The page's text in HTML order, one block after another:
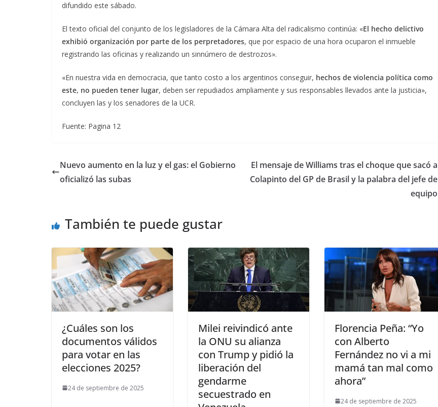
difundido este sábado.
El texto oficial del conjunto de los legisladores de la Cámara Alta del radicalismo continúa: «El hecho delictivo
exhibió organización por parte de los perpretadores, que por espacio de una hora ocuparon el inmueble
registrando las oficinas y realizando un sinnúmero de destrozos».
«En nuestra vida en democracia, que tanto costo a los argentinos conseguir, hechos de violencia política como
este, no pueden tener lugar, deben ser repudiados ampliamente y sus responsables llevados ante la justicia»,
concluyen las y los senadores de la UCR.
Fuente: Pagina 12
Nuevo aumento en la luz y el gas: el Gobierno
oficializó las subas
El mensaje de Williams tras el choque que sacó a
Colapinto del GP de Brasil y la palabra del jefe de
equipo
También te puede gustar
¿Cuáles son los
documentos válidos
para votar en las
elecciones 2025?
24 de septiembre de 2025
Milei reivindicó ante
la ONU su alianza
con Trump y pidió la
liberación del
gendarme
secuestrado en
Florencia Peña: “Yo
con Alberto
Fernández no vi a mi
mamá tan mal como
ahora”
24 de septiembre de 2025